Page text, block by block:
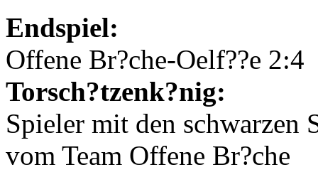
Endspiel:
Offene Br?che-Oelf??e 2:4
Torsch?tzenk?nig:
Spieler mit den schwarzen
vom Team Offene Br?che